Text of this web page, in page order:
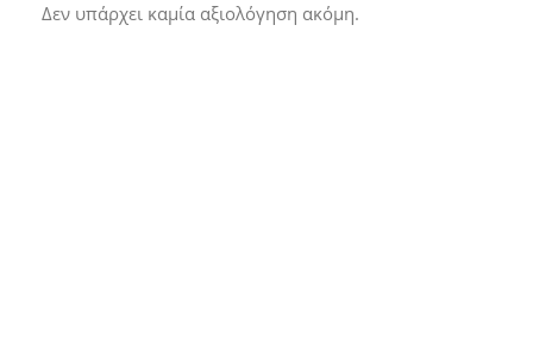
Δεν υπάρχει καμία αξιολόγηση ακόμη.